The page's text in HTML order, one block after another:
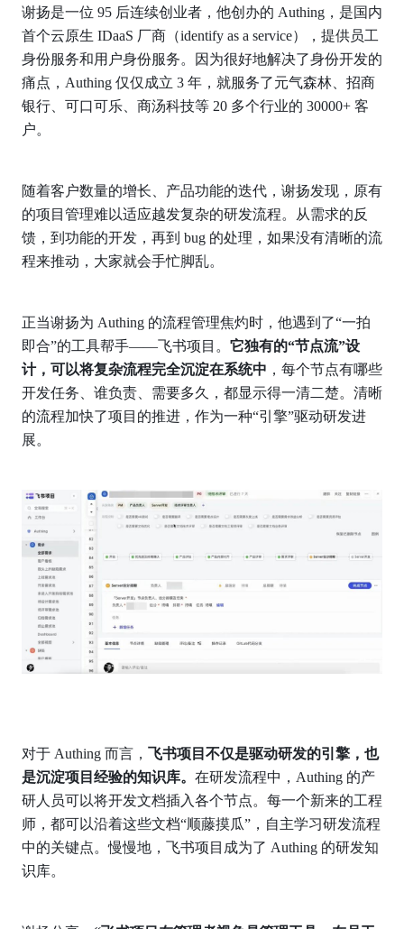
谢扬是一位 95 后连续创业者，他创办的 Authing，是国内
首个云原生 IDaaS 厂商（identify as a service），提供员工
身份服务和用户身份服务。因为很好地解决了身份开发的
痛点，Authing 仅仅成立 3 年，就服务了元气森林、招商
银行、可口可乐、商汤科技等 20 多个行业的 30000+ 客
户。
随着客户数量的增长、产品功能的迭代，谢扬发现，原有
的项目管理难以适应越发复杂的研发流程。从需求的反
馈，到功能的开发，再到 bug 的处理，如果没有清晰的流
程来推动，大家就会手忙脚乱。
正当谢扬为 Authing 的流程管理焦灼时，他遇到了“一拍
即合”的工具帮手——飞书项目。 它独有的“节点流”设
计，可以将复杂流程完全沉淀在系统中 ，每个节点有哪些
开发任务、谁负责、需要多久，都显示得一清二楚。清晰
的流程加快了项目的推进，作为一种“引擎”驱动研发进
展。
对于 Authing 而言， 飞书项目不仅是驱动研发的引擎，也
是沉淀项目经验的知识库。 在研发流程中，Authing 的产
研人员可以将开发文档插入各个节点。每一个新来的工程
师，都可以沿着这些文档“顺藤摸瓜”，自主学习研发流程
中的关键点。慢慢地，飞书项目成为了 Authing 的研发知
识库。